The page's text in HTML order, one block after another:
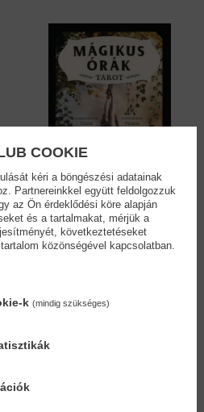
Mágikus órák tarot -
78...
COOKIE
kéri a böngészési adatainak
Partnereinkkel együtt feldolgozzuk
az Ön érdeklődési köre alapján
és a tartalmakat, mérjük a
következtetéseket
közönségével kapcsolatban.
k (mindig szükséges)